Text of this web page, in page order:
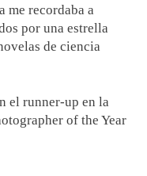
me recordaba a
por una estrella
de ciencia
el runner-up en la
of the Year